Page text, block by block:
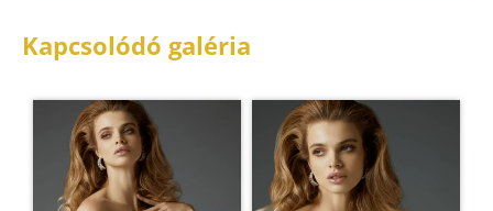
Kapcsolódó galéria